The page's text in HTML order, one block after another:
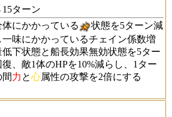
ターン
体にかかっている
状態を5ターン減
一味にかかっているチェイン係数増
低下状態と船長効果無効状態を5ター
復、敵1体のHPを10%減らし、1ター
間力 と心属性の攻撃を2倍にする